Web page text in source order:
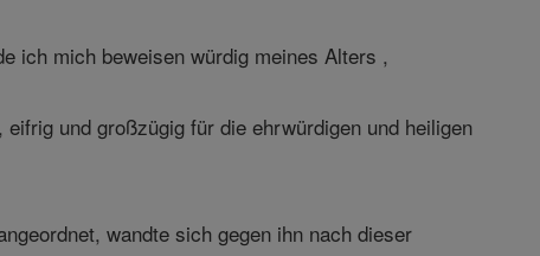
ich mich beweisen würdig meines Alters ,
und großzügig für die ehrwürdigen und heiligen
wandte sich gegen ihn nach dieser